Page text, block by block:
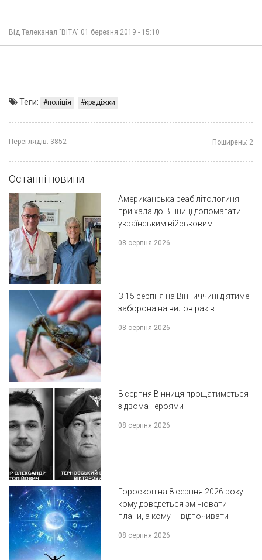
Від Телеканал "ВІТА" 01 березня 2019 - 15:10
Теги: поліція крадіжки
Переглядів: 3852 Поширень: 2
Останні новини
Американська реабілітологиня
приїхала до Вінниці допомагати
українським військовим
08 серпня 2026
З 15 серпня на Вінниччині діятиме
заборона на вилов раків
08 серпня 2026
8 серпня Вінниця прощатиметься
з двома Героями
08 серпня 2026
Гороскоп на 8 серпня 2026 року:
кому доведеться змінювати
плани, а кому — відпочивати
08 серпня 2026